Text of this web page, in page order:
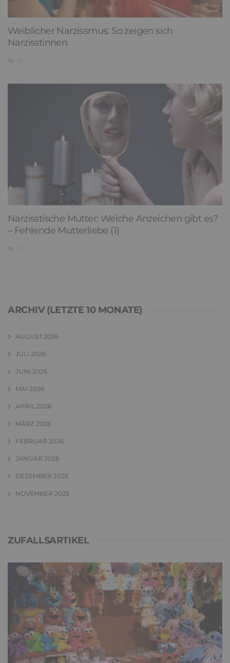
Weiblicher Narzissmus: So zeigen sich
Narzisstinnen
Narzisstische Mutter: Welche Anzeichen gibt es?
– Fehlende Mutterliebe (1)
ARCHIV (LETZTE 10 MONATE)
AUGUST 2026
JULI 2026
JUNI 2026
MAI 2026
APRIL 2026
MÄRZ 2026
FEBRUAR 2026
JANUAR 2026
DEZEMBER 2025
NOVEMBER 2025
ZUFALLSARTIKEL